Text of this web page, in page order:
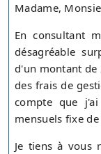
Madame,
En consultant
désagréable
d'un montant de
des frais de
compte que
mensuels fixe
Je tiens à vous